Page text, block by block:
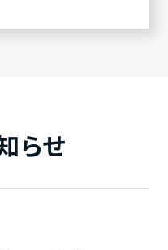
らせ